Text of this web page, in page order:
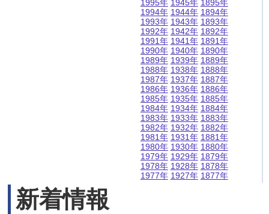
1995年
1994年
1993年
1992年
1991年
1990年
1989年
1988年
1987年
1986年
1985年
1984年
1983年
1982年
1981年
1980年
1979年
1978年
1977年
1945年
1944年
1943年
1942年
1941年
1940年
1939年
1938年
1937年
1936年
1935年
1934年
1933年
1932年
1931年
1930年
1929年
1928年
1927年
1895年
1894年
1893年
1892年
1891年
1890年
1889年
1888年
1887年
1886年
1885年
1884年
1883年
1882年
1881年
1880年
1879年
1878年
1877年
新着情報